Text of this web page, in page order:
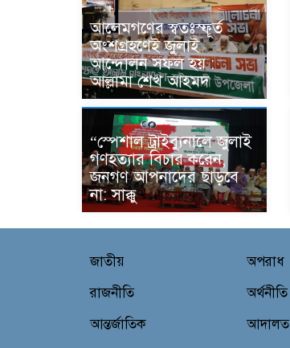
আলেমগণের স্বতঃস্ফূর্ত
অংশগ্রহণেই জুলাই
আন্দোলন সফল হয় :
আল্লামা শেখ আহমদ
“স্পেশাল ট্রাইব্যুনালে জুলাই
গণহত্যার বিচার করেন,
জনগণ আপনাদের ছাড়বে
না: সাক্কু
জাতীয়
রাজনীতি
আন্তর্জাতিক
অপরাধ
অর্থনীতি
আদালত